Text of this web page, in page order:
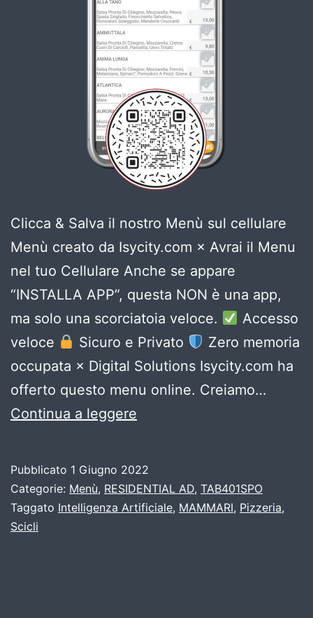
Clicca & Salva il nostro Menù sul cellulare
Menù creato da Isycity.com × Avrai il Menu
nel tuo Cellulare Anche se appare
“INSTALLA APP”, questa NON è una app,
ma solo una scorciatoia veloce.
Accesso
veloce
Sicuro e Privato
Zero memoria
occupata × Digital Solutions Isycity.com ha
offerto questo menu online. Creiamo…
Continua a leggere
Pubblicato 1 Giugno 2022
Categorie: Menù, RESIDENTIAL AD, TAB401SPO
Taggato Intelligenza Artificiale, MAMMARI, Pizzeria,
Scicli